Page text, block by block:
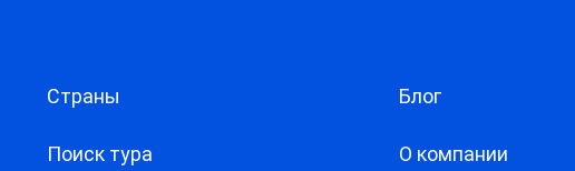
Страны
Поиск тура
Блог
О компании